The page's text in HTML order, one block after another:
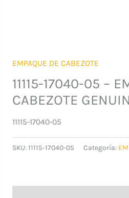
EMPAQUE DE CABEZOTE
11115-17040-05 –
CABEZOTE
11115-17040-05
SKU:11115-17040-05 Categoría: